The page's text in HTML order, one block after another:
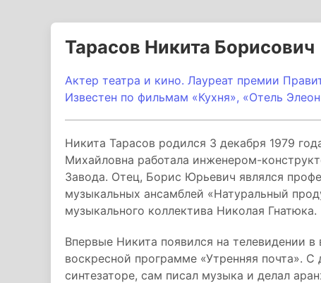
Тарасов Никита Борисович
Актер театра и кино. Лауреат премии
Известен по фильмам «Кухня», «Отель
Никита Тарасов родился 3 декабря 1979
Михайловна работала инженером-
Завода. Отец, Борис Юрьевич являлся
музыкальных ансамблей «Натуральный
музыкального коллектива Николая Гнатюка.
Впервые Никита появился на телевидении
воскресной программе «Утренняя почта».
синтезаторе, сам писал музыка и делал